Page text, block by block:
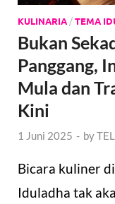
KULINARIA/TEMA
Bukan
Panggang,
Mula dan
Kini
1 Juni 2025 - by
Bicara kuliner
Iduladha tak